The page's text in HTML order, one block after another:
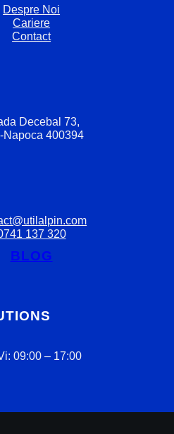
Despre Noi
Cariere
Contact
Decebal 73,
Napoca 400394
137 320
BLOG
09:00 – 17:00